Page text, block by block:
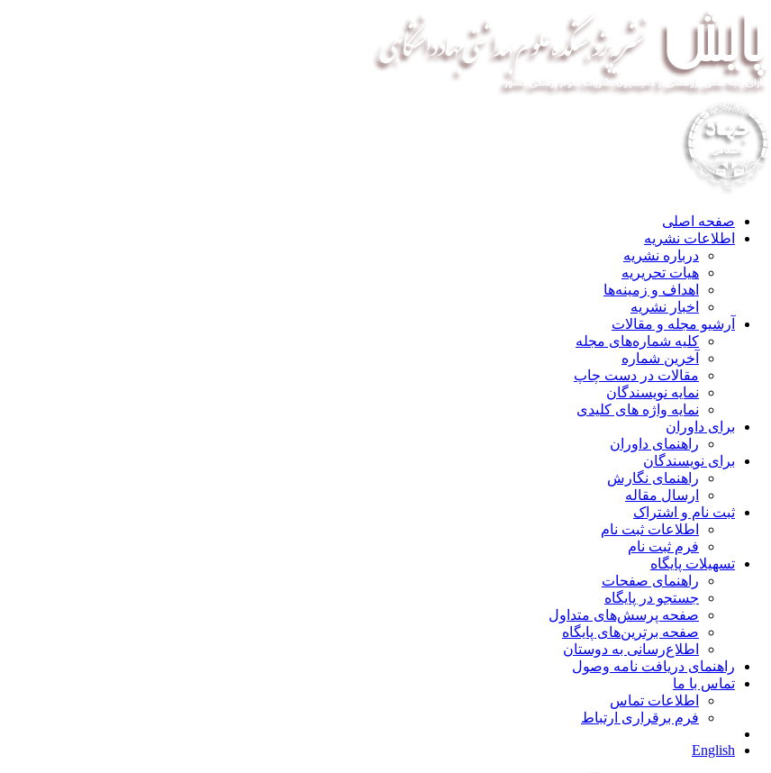
صفحه اصلی
اطلاعات نشریه
درباره نشریه
هیات تحریریه
اهداف و زمینه‌ها
اخبار نشریه
آرشیو مجله و مقالات
کلیه شماره‌های مجله
آخرین شماره
مقالات در دست چاپ
نمایه نویسندگان
نمایه واژه های کلیدی
برای داوران
راهنمای داوران
برای نویسندگان
راهنمای نگارش
ارسال مقاله
ثبت نام و اشتراک
اطلاعات ثبت نام
فرم ثبت نام
تسهیلات پایگاه
راهنمای صفحات
جستجو در پایگاه
صفحه پرسش‌های متداول
صفحه برترین‌های پایگاه
اطلاع‌رسانی به دوستان
راهنمای دریافت نامه وصول
تماس با ما
اطلاعات تماس
فرم برقراری ارتباط
English